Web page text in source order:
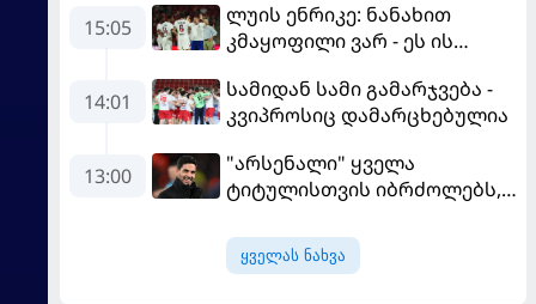
15:05
ლუის ენრიკე: ნანახით
კმაყოფილი ვარ - ეს ის
გვინდოდა
14:01
სამიდან სამი გამარჯვება -
კვიპროსიც დამარცხებულია
13:00
"არსენალი" ყველა
ტიტულისთვის იბრძოლებს,
გვსურს" - მიკელ არტეტა
ყველას ნახვა